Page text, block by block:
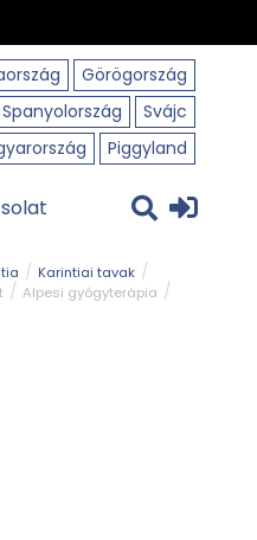
Görögország
Spanyolország
Svájc
Piggyland
Karintiai tavak
Alpesi gyógyterápia